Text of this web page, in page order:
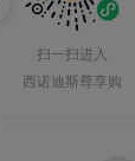
扫一扫进入
西诺迪斯尊享购